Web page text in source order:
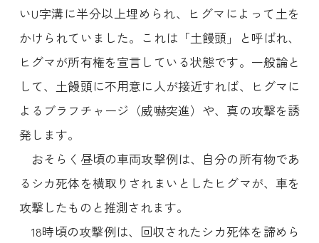
いU字溝に半分以上埋められ、ヒグマによって土を
かけられていました。これは「土饅頭」と呼ばれ、
ヒグマが所有権を宣言している状態です。一般論と
して、土饅頭に不用意に人が接近すれば、ヒグマに
よるブラフチャージ（威嚇突進）や、真の攻撃を誘
発します。
おそらく昼頃の車両攻撃例は、自分の所有物であ
るシカ死体を横取りされまいとしたヒグマが、車を
攻撃したものと推測されます。
18時頃の攻撃例は、回収されたシカ死体を諦めら